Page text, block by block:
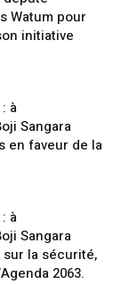
Watum pour
initiative
à
Sangara
en faveur de la
à
Sangara
sur la sécurité,
2063.